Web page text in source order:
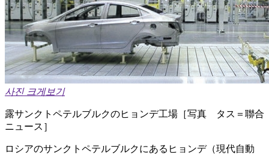
사진 크게보기
露サンクトペテルブルクのヒョンデ工場［写真 タス＝聯合
ニュース］
ロシアのサンクトペテルブルクにあるヒョンデ（現代自動